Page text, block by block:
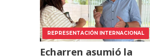
REPRESENTACIÓN INTERNACIONAL
Echarren asumió la